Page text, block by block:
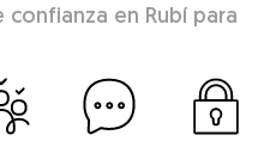
confianza en Rubí para